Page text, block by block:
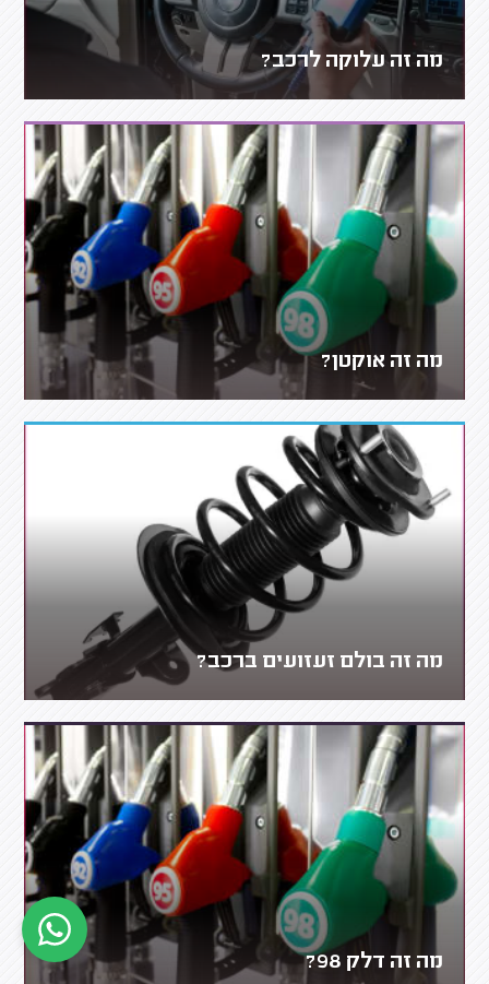
מה זה עלוקה לרכב?
מה זה אוקטן?
מה זה בולם זעזועים ברכב?
מה זה דלק 98?